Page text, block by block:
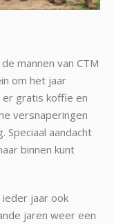
mannen van CTM
om het jaar
er gratis koffie en
versnaperingen
Speciaal aandacht
binnen kunt
ieder jaar ook
jaren weer een